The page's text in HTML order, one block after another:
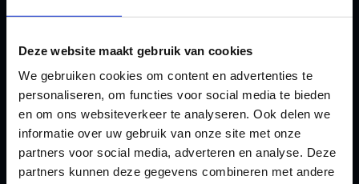
Deze website maakt gebruik van cookies
We gebruiken cookies om content en advertenties te
personaliseren, om functies voor social media te bieden
en om ons websiteverkeer te analyseren. Ook delen we
informatie over uw gebruik van onze site met onze
partners voor social media, adverteren en analyse. Deze
partners kunnen deze gegevens combineren met andere